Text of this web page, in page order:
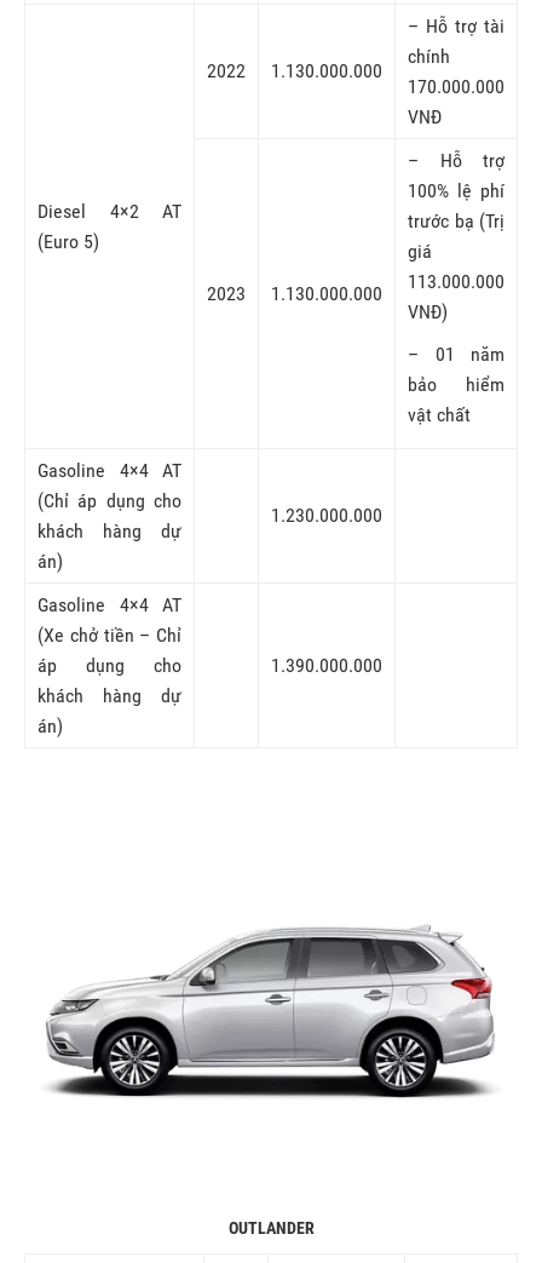
Diesel 4×2 AT
(Euro 5)
2022 1.130.000.000
– Hỗ trợ tài
chính
170.000.000
VNĐ
2023 1.130.000.000
– Hỗ trợ
100% lệ phí
trước bạ (Trị
giá
113.000.000
VNĐ)
– 01 năm
bảo hiểm
vật chất
Gasoline 4×4 AT
(Chỉ áp dụng cho
khách hàng dự
án)
1.230.000.000
Gasoline 4×4 AT
(Xe chở tiền – Chỉ
áp dụng cho
khách hàng dự
án)
1.390.000.000
OUTLANDER